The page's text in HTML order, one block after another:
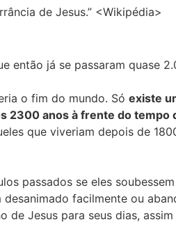
de Jesus.” <Wikipédia>
então já se passaram quase
o fim do mundo. Só existe
2300 anos à frente do tempo
que viveriam depois de
passados se eles
facilmente ou
Jesus para seus dias,